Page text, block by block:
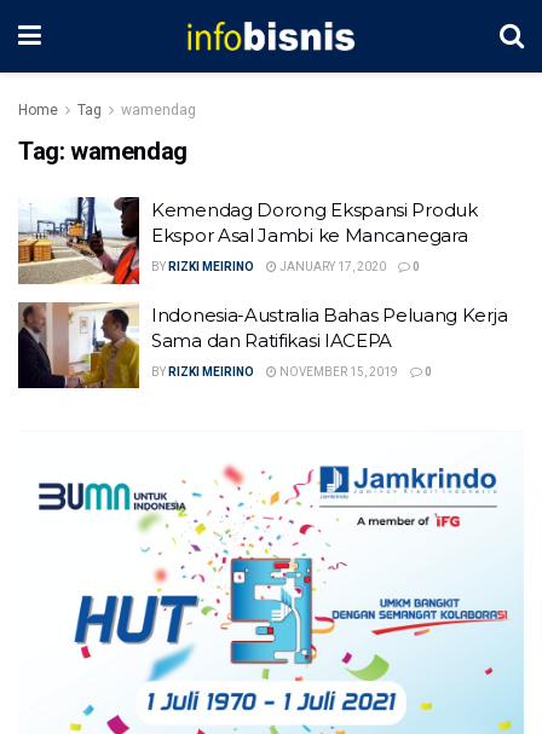
Home Tag wamendag
Tag: wamendag
Kemendag Dorong Ekspansi Produk
Ekspor Asal Jambi ke Mancanegara
BY RIZKI MEIRINO JANUARY 17, 2020 0
Indonesia-Australia Bahas Peluang Kerja
Sama dan Ratifikasi IACEPA
BY RIZKI MEIRINO NOVEMBER 15, 2019 0